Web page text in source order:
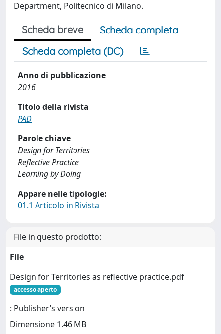
Department, Politecnico di Milano.
Scheda breve
Scheda completa
Scheda completa (DC)
Anno di pubblicazione
2016
Titolo della rivista
PAD
Parole chiave
Design for Territories
Reflective Practice
Learning by Doing
Appare nelle tipologie:
01.1 Articolo in Rivista
File in questo prodotto:
File
Design for Territories as reflective practice.pdf
accesso aperto
: Publisher’s version
Dimensione 1.46 MB